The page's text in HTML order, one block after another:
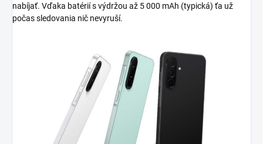
nabíjať. Vďaka batérií s výdržou až 5 000 mAh (typická) ťa už
počas sledovania nič nevyruší.